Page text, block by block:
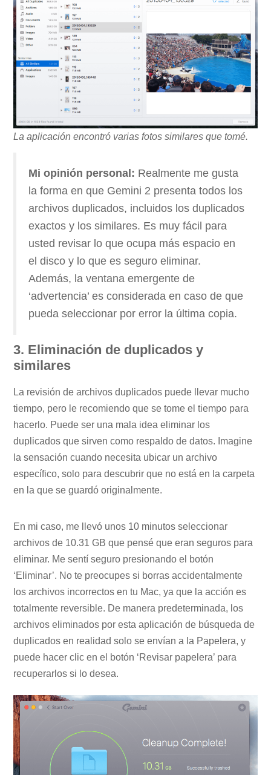
La aplicación encontró varias fotos similares que tomé.
Mi opinión personal: Realmente me gusta
la forma en que Gemini 2 presenta todos los
archivos duplicados, incluidos los duplicados
exactos y los similares. Es muy fácil para
usted revisar lo que ocupa más espacio en
el disco y lo que es seguro eliminar.
Además, la ventana emergente de
‘advertencia’ es considerada en caso de que
pueda seleccionar por error la última copia.
3. Eliminación de duplicados y
similares
La revisión de archivos duplicados puede llevar mucho
tiempo, pero le recomiendo que se tome el tiempo para
hacerlo. Puede ser una mala idea eliminar los
duplicados que sirven como respaldo de datos. Imagine
la sensación cuando necesita ubicar un archivo
específico, solo para descubrir que no está en la carpeta
en la que se guardó originalmente.
En mi caso, me llevó unos 10 minutos seleccionar
archivos de 10.31 GB que pensé que eran seguros para
eliminar. Me sentí seguro presionando el botón
‘Eliminar’. No te preocupes si borras accidentalmente
los archivos incorrectos en tu Mac, ya que la acción es
totalmente reversible. De manera predeterminada, los
archivos eliminados por esta aplicación de búsqueda de
duplicados en realidad solo se envían a la Papelera, y
puede hacer clic en el botón ‘Revisar papelera’ para
recuperarlos si lo desea.